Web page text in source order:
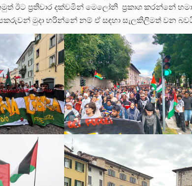
ඊට ප්‍රතිචාර දක්වමින් මෙලෝනි ප්‍රකාශ කරන්නේ
මුදා හරින්නේ නම් ඒ සඳහා සැලකිලිමත් වන